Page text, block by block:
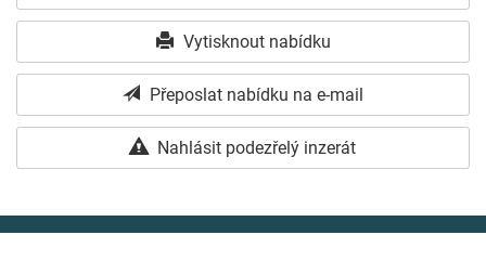
Vytisknout nabídku
Přeposlat nabídku na e-mail
Nahlásit podezřelý inzerát